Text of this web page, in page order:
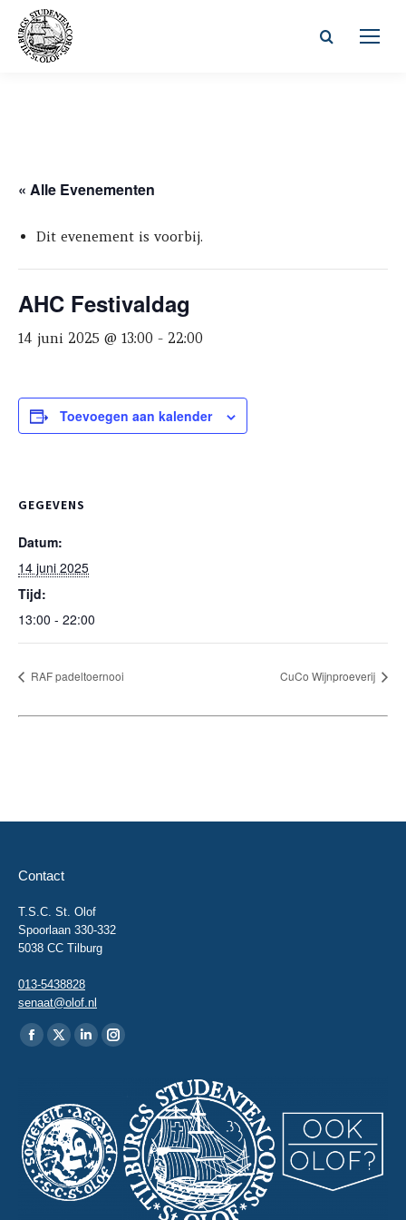
Zoeken:
« Alle Evenementen
Dit evenement is voorbij.
AHC Festivaldag
14 juni 2025 @ 13:00 - 22:00
Toevoegen aan kalender
GEGEVENS
Datum:
14 juni 2025
Tijd:
13:00 - 22:00
RAF padeltoernooi CuCo Wijnproeverij
Contact
T.S.C. St. Olof
Spoorlaan 330-332
5038 CC Tilburg
013-5438828
senaat@olof.nl
Vind ons op:
Facebook
in
new
window
X
in
new
window
Linkedin
in
new
window
Instagram
new
window